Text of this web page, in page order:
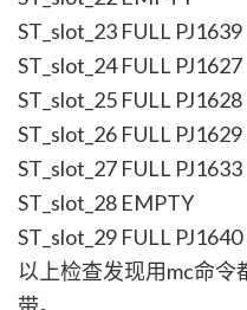
ST_slot_23 FULL PJ1639
ST_slot_24 FULL PJ1627
ST_slot_25 FULL PJ1628
ST_slot_26 FULL PJ1629
ST_slot_27 FULL PJ1633
ST_slot_28 EMPTY
ST_slot_29 FULL PJ1640
以上检查发现用mc命